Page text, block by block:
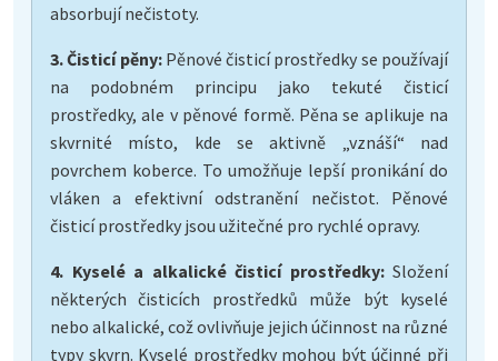
absorbují nečistoty.
3. Čisticí pěny:Pěnové čisticí prostředky se používají
na podobném principu jako tekuté čisticí
prostředky, ale v pěnové formě. Pěna se aplikuje na
skvrnité místo, kde se aktivně „vznáší“ nad
povrchem koberce. To umožňuje lepší pronikání do
vláken a efektivní odstranění nečistot. Pěnové
čisticí prostředky jsou užitečné pro rychlé opravy.
4. Kyselé a alkalické čisticí prostředky:Složení
některých čisticích prostředků může být kyselé
nebo alkalické, což ovlivňuje jejich účinnost na různé
typy skvrn. Kyselé prostředky mohou být účinné při